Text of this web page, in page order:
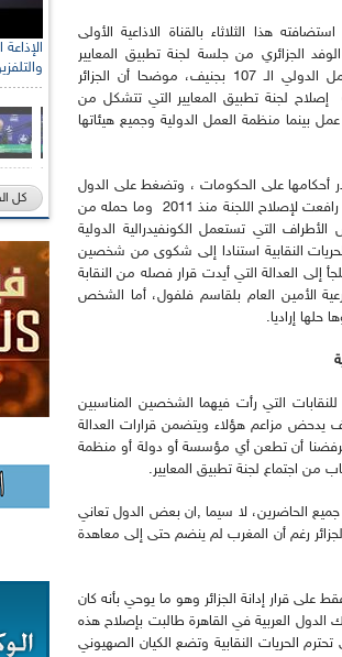
هذا الثلاثاء بالقناة الاذاعية الأولى
الجزائري من جلسة لجنة تطبيق المعايير
خلال المؤتمر العمل الدولي الـ 107 بجنيف، موضحا أن الجزائر
لجنة تطبيق المعايير التي تتشكل من
عمل بينما منظمة العمل الدولية وجميع هيئاتها
أحكامها على الحكومات ، وتضغط على الدول
التي تتماشى أجنداتها ومصالح بعض الأطراف في هذه اللجنة ، وقال إن الجزائر رافعت لإصلاح اللجنة منذ 2011 وما حمله من
التي تستعمل الكونفيدرالية الدولية
النقابية استنادا إلى شكوى من شخصين
إلى العدالة التي أيدت قرار فصله من النقابة
الأمين العام بلقاسم فلفول، أما الشخص
حلها إراديا.
التي رأت فيهما الشخصين المناسبين
يدحض مزاعم هؤلاء ويتضمن قرارات العدالة
فرفضنا أن تطعن أي مؤسسة أو دولة أو منظمة
من اجتماع لجنة تطبيق المعايير.
الحاضرين، لا سيما ,ان بعض الدول تعاني
رغم أن المغرب لم ينضم حتى إلى معاهدة
يضيف زمالي- أن من بين 23 دولة حاضرة صادقت 6 دول فقط على قرار إدانة الجزائر وهو ما يوحي بأنه كان
الدول العربية في القاهرة طالبت بإصلاح هذه
الحريات النقابية وتضع الكيان الصهيوني
كل